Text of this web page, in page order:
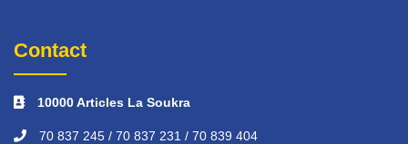
Contact
10000 Articles La Soukra
70 837 245 / 70 837 231 / 70 839 404